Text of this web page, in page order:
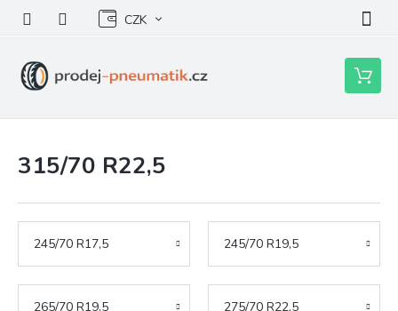
obsah
CZK
Nákupní
košík
315/70 R22,5
245/70 R17,5 245/70 R19,5
265/70 R19,5 275/70 R22,5